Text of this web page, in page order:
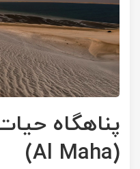
پناهگاه
(Al Maha)